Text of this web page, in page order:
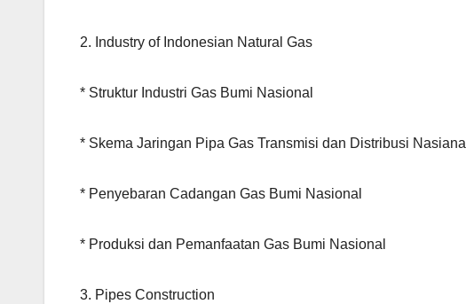
2. Industry of Indonesian Natural Gas
* Struktur Industri Gas Bumi Nasional
* Skema Jaringan Pipa Gas Transmisi dan Distribusi Nasianal
* Penyebaran Cadangan Gas Bumi Nasional
* Produksi dan Pemanfaatan Gas Bumi Nasional
3. Pipes Construction